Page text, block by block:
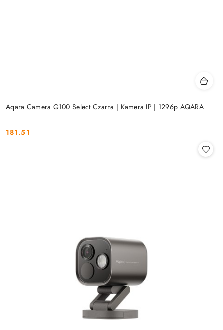
Aqara Camera G100 Select Czarna | Kamera IP | 1296p AQARA
Cena:
181.51